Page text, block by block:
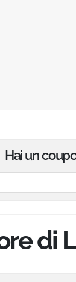
Hai un
di